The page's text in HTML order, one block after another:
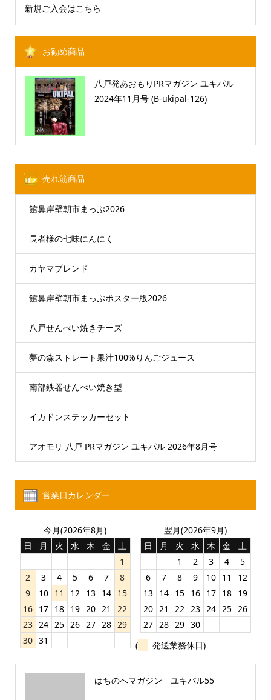
新規ご入会はこちら
お勧め商品
八戸発あおもりPRマガジン ユキパル
2024年11月号 (B-ukipal-126)
売れ筋商品
館鼻岸壁朝市まっぷ2026
長者様の七味にんにく
カヤマブレンド
館鼻岸壁朝市まっぷポスター版2026
八戸せんべい焼きチーズ
夢の森ストレート果汁100%りんごジュース
南部鉄器せんべい焼き型
イカドンステッカーセット
アオモリ 八戸 PRマガジン ユキパル 2026年8月号
営業日カレンダー
今月(2026年8月)
日
月 火 水 木 金
土
1
2
3 4 5 6 7
8
9
10 11 12 13 14 15
16 17 18 19 20 21
22
23 24 25 26 27 28 29
30 31
翌月(2026年9月)
日
月 火 水 木 金
土
1
2 3 4
5
6
7 8 9 10 11
12
13 14 15 16 17 18 19
20 21 22 23 24 25 26
27 28 29 30
(
発送業務休日)
はちのへマガジン ユキパル55